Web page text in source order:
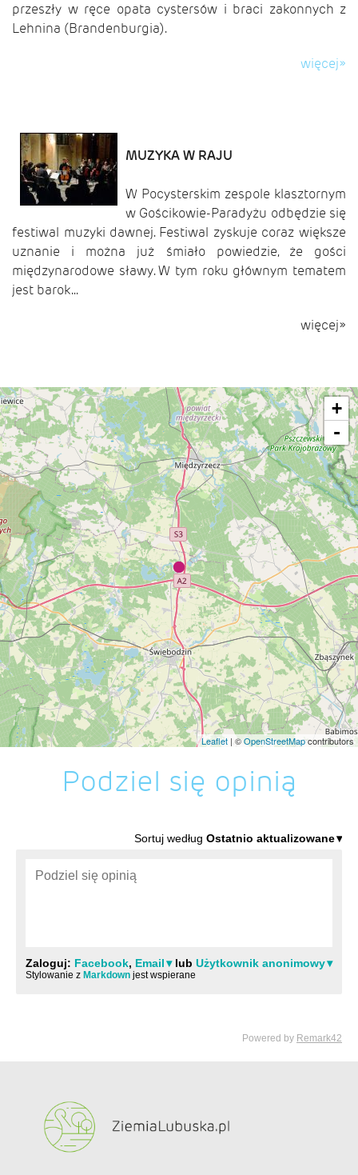
przeszły w ręce opata cystersów i braci zakonnych z
Lehnina (Brandenburgia).
więcej»
MUZYKA W RAJU
W Pocysterskim zespole klasztornym
w Gościkowie-Paradyżu odbędzie się
festiwal muzyki dawnej. Festiwal zyskuje coraz większe
uznanie i można już śmiało powiedzie, że gości
międzynarodowe sławy. W tym roku głównym tematem
jest barok...
więcej»
+
-
Leaflet | ©OpenStreetMapcontributors
Podziel się opinią